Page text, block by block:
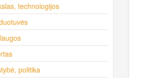
technologijos
politika